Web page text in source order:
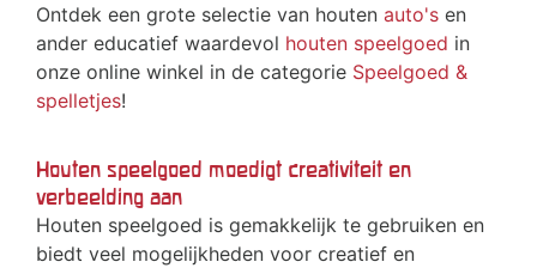
Ontdek een grote selectie van houten auto's en
ander educatief waardevol houten speelgoed in
onze online winkel in de categorie Speelgoed &
spelletjes!
Houten speelgoed moedigt creativiteit en
verbeelding aan
Houten speelgoed is gemakkelijk te gebruiken en
biedt veel mogelijkheden voor creatief en